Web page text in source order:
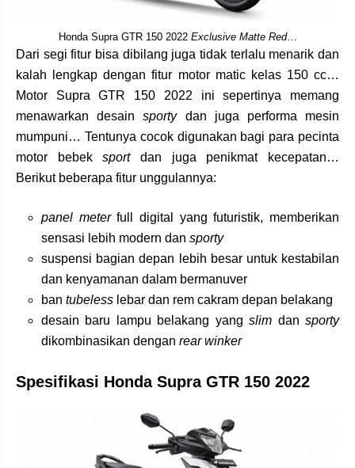
Honda Supra GTR 150 2022 Exclusive Matte Red…
Dari segi fitur bisa dibilang juga tidak terlalu menarik dan
kalah lengkap dengan fitur motor matic kelas 150 cc…
Motor Supra GTR 150 2022 ini sepertinya memang
menawarkan desainsportydan juga performa mesin
mumpuni… Tentunya cocok digunakan bagi para pecinta
motor bebeksportdan juga penikmat kecepatan…
Berikut beberapa fitur unggulannya:
panel meterfull digital yang futuristik, memberikan
sensasi lebih modern dan sporty
suspensi bagian depan lebih besar untuk kestabilan
dan kenyamanan dalam bermanuver
ban tubeless lebar dan rem cakram depan belakang
desain baru lampu belakang yangslim dansporty
dikombinasikan dengan rear winker
Spesifikasi Honda Supra GTR 150 2022